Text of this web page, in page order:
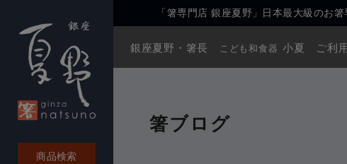
商品検索
「箸専門店 銀座夏野」日本最大級のお箸
銀座夏野・箸長 こども和食器 小夏 ご利
箸ブログ